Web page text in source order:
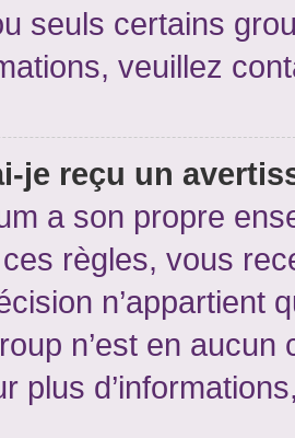
seuls certains
veuillez
je reçu un
a son propre
règles, vous
n’appartient
n’est en
plus